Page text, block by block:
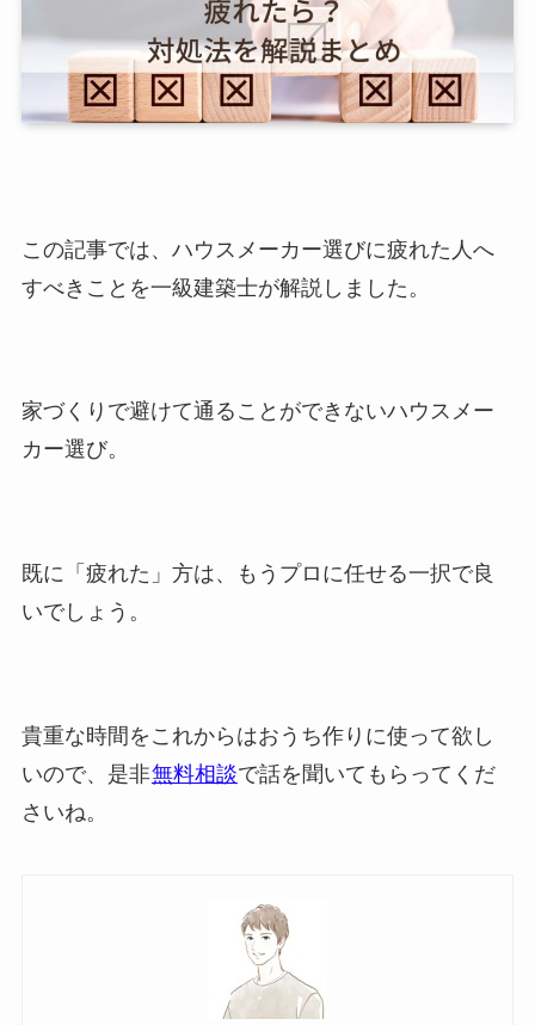
この記事では、ハウスメーカー選びに疲れた人へ
すべきことを一級建築士が解説しました。
家づくりで避けて通ることができないハウスメー
カー選び。
既に「疲れた」方は、もうプロに任せる一択で良
いでしょう。
貴重な時間をこれからはおうち作りに使って欲し
いので、是非無料相談で話を聞いてもらってくだ
さいね。